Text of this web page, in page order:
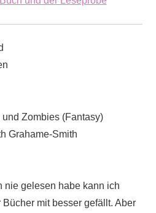
Zombies (Fantasy)
Grahame-Smith
nie gelesen habe kann ich
mit besser gefällt. Aber